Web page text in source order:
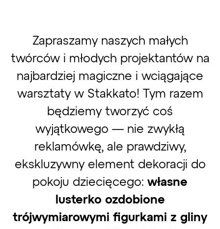
Zapraszamy naszych małych
twórców i młodych projektantów na
najbardziej magiczne i wciągające
warsztaty w Stakkato! Tym razem
będziemy tworzyć coś
wyjątkowego — nie zwykłą
reklamówkę, ale prawdziwy,
ekskluzywny element dekoracji do
pokoju dziecięcego: własne
lusterko ozdobione
trójwymiarowymi figurkami z gliny